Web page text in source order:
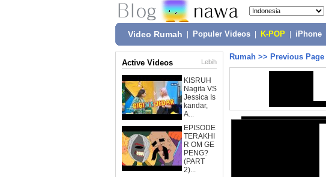
Video Rumah Populer Videos K-POP iPhone
Active Videos Lebih
KISRUH
Nagita VS
Jessica Is
kandar,
A...
EPISODE
TERAKHI
R OM GE
PENG?
(PART
2)...
Rumah >> Previous Page